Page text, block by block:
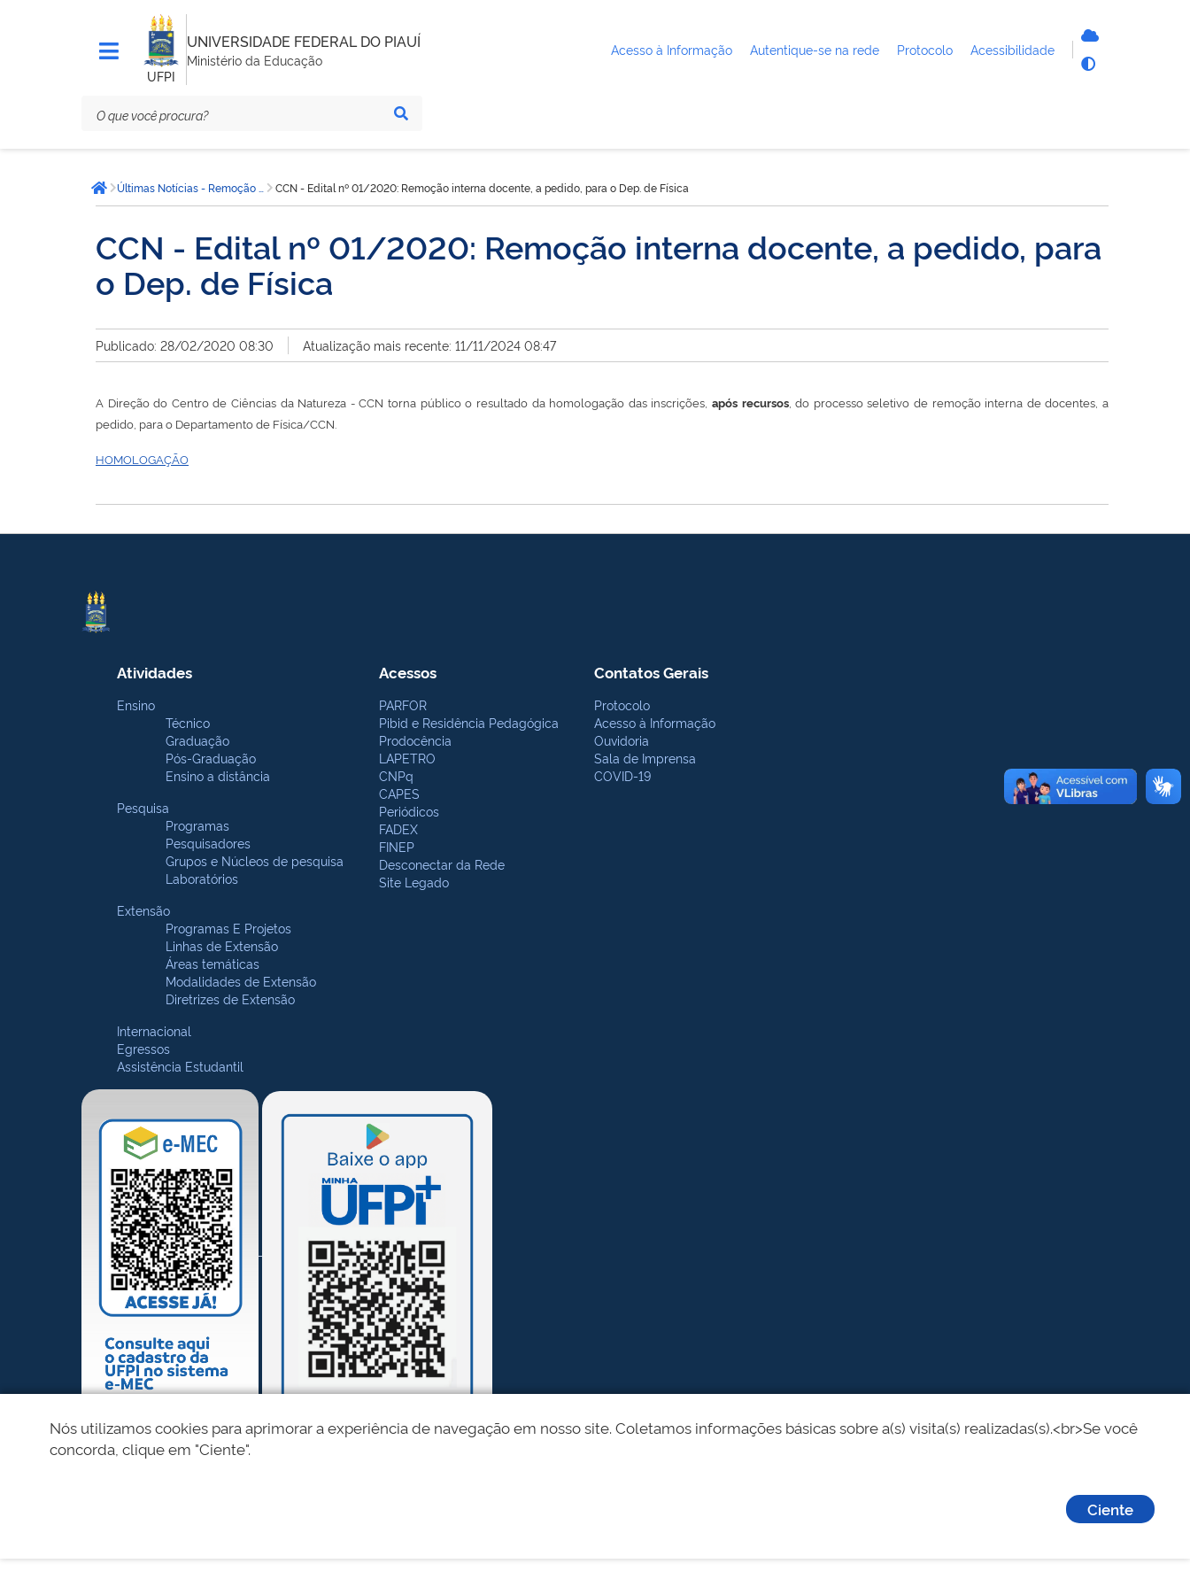
UFPI
UNIVERSIDADE FEDERAL DO PIAUÍ
Ministério da Educação
Acesso à Informação Autentique-se na rede Protocolo Acessibilidade
está
aqui:Página inicial CCN - Edital nº 01/2020: Remoção interna docente, a pedido, para o Dep. de Física
CCN - Edital nº 01/2020: Remoção interna docente, a pedido, para
o Dep. de Física
Publicado: 28/02/2020 08:30 Atualização mais recente: 11/11/2024 08:47
A Direção do Centro de Ciências da Natureza - CCN torna público o resultado da homologação das inscrições, após recursos, do processo seletivo de remoção interna de docentes, a
pedido, para o Departamento de Física/CCN.
HOMOLOGAÇÃO
Atividades
Ensino
Técnico
Graduação
Pós-Graduação
Ensino a distância
Pesquisa
Programas
Pesquisadores
Grupos e Núcleos de pesquisa
Laboratórios
Extensão
Programas E Projetos
Linhas de Extensão
Áreas temáticas
Modalidades de Extensão
Diretrizes de Extensão
Internacional
Egressos
Assistência Estudantil
Acessos
PARFOR
Pibid e Residência Pedagógica
Prodocência
LAPETRO
CNPq
CAPES
Periódicos
FADEX
FINEP
Desconectar da Rede
Site Legado
Contatos Gerais
Protocolo
Acesso à Informação
Ouvidoria
Sala de Imprensa
COVID-19
Nós utilizamos cookies para aprimorar a experiência de navegação em nosso site. Coletamos informações básicas sobre a(s) visita(s) realizadas(s).<br>Se você
concorda, clique em "Ciente".
Ciente